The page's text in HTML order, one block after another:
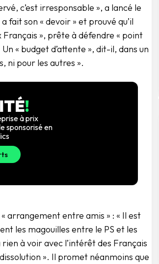
c’est irresponsable », a lancé le
fait son « devoir » et prouvé qu’il
Français », prête à défendre « point
« budget d’attente », dit-il, dans un
ni pour les autres ».
!
à prix
sponsorisé en
arrangement entre amis » : « Il est
les magouilles entre le PS et les
rien à voir avec l’intérêt des Français
». Il promet néanmoins que